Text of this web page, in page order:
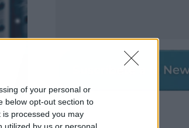
of your personal or
below opt-out section to
processed you may